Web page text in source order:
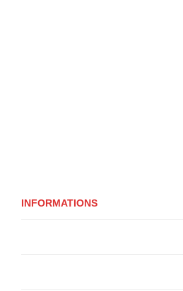
INFORMATIONS